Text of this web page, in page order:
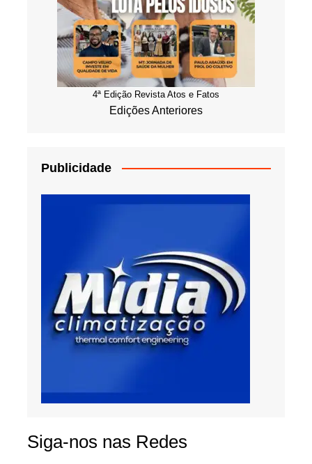
4ª Edição Revista Atos e Fatos
Edições Anteriores
Publicidade
Siga-nos nas Redes